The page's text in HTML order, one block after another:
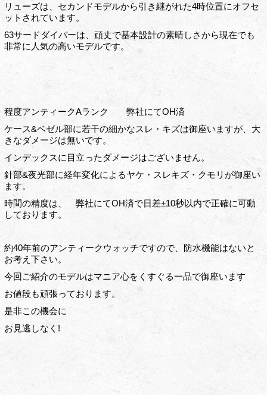
リューズは、セカンドモデルから引き継がれた4時位置にオフセ
ットされています。
63サードダイバーは、頑丈で基本設計の素晴しさから現在でも
非常に人気の高いモデルです。
程度アンティークAランク 弊社にてOH済
ケース&ベゼル部に若干の細かなスレ・キズは御座いますが、大
きなダメージは無いです。
インデックスに目立ったダメージはございません。
針部&夜光部に経年変化によるヤケ・スレキズ・クモリが御座い
ます。
時間の精度は、 弊社にてOH済で日差±10秒以内で正確に可動
しております。
約40年前のアンティークウォッチですので、防水機能はないと
お考え下さい。
今回ご紹介のモデルはマニア心をくすぐる一品で御座います
お値段も頑張っております。
是非この機会に
お見逃しなく!